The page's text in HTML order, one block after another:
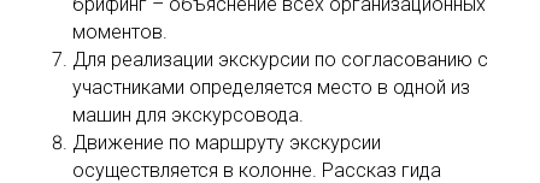
моментов.
Для реализации экскурсии по согласованию с
участниками определяется место в одной из
машин для экскурсовода.
Движение по маршруту экскурсии
осуществляется в колонне. Рассказ гида